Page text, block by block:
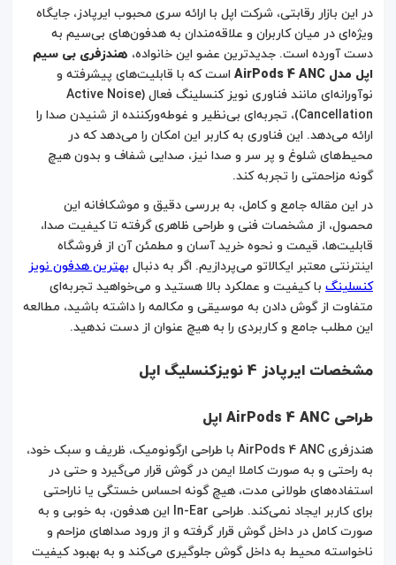
در این بازار رقابتی، شرکت اپل با ارائه سری محبوب ایرپادز، جایگاه
ویژه‌ای در میان کاربران و علاقه‌مندان به هدفون‌های بی‌سیم به
دست آورده است. جدیدترین عضو این خانواده، هندزفری بی سیم
اپل مدل AirPods 4 ANC
است که با قابلیت‌های پیشرفته و
نوآورانه‌ای مانند فناوری نویز کنسلینگ فعال (Active Noise
Cancellation)، تجربه‌ای بی‌نظیر و غوطه‌ورکننده از شنیدن صدا را
ارائه می‌دهد. این فناوری به کاربر این امکان را می‌دهد که در
محیط‌های شلوغ و پر سر و صدا نیز، صدایی شفاف و بدون هیچ
گونه مزاحمتی را تجربه کند.
در این مقاله جامع و کامل، به بررسی دقیق و موشکافانه این
محصول، از مشخصات فنی و طراحی ظاهری گرفته تا کیفیت صدا،
قابلیت‌ها، قیمت و نحوه خرید آسان و مطمئن آن از فروشگاه
اینترنتی معتبر ایکالاتو می‌پردازیم. اگر به دنبال بهترین هدفون نویز
کنسلینگ با کیفیت و عملکرد بالا هستید و می‌خواهید تجربه‌ای
متفاوت از گوش دادن به موسیقی و مکالمه را داشته باشید، مطالعه
این مطلب جامع و کاربردی را به هیچ عنوان از دست ندهید.
مشخصات ایرپادز 4 نویزکنسلیگ اپل
طراحی AirPods 4 ANC اپل
هندزفری AirPods 4 ANC با طراحی ارگونومیک، ظریف و سبک خود،
به راحتی و به صورت کاملا ایمن در گوش قرار می‌گیرد و حتی در
استفاده‌های طولانی مدت، هیچ گونه احساس خستگی یا ناراحتی
برای کاربر ایجاد نمی‌کند. طراحی In-Ear این هدفون، به خوبی و به
صورت کامل در داخل گوش قرار گرفته و از ورود صداهای مزاحم و
ناخواسته محیط به داخل گوش جلوگیری می‌کند و به بهبود کیفیت